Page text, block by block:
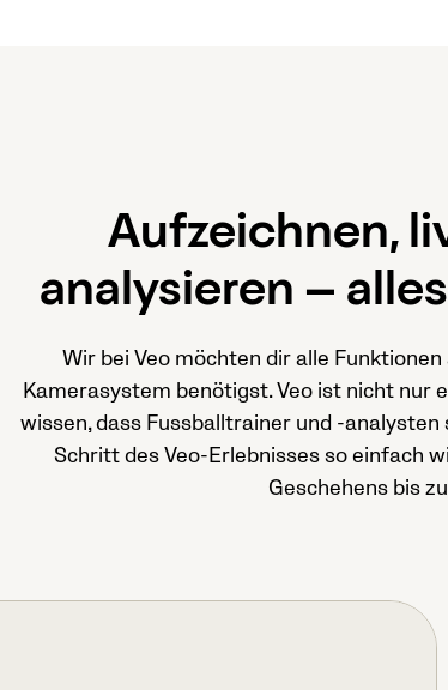
Aufzeichnen,
analysieren –
Wir bei Veo möchten dir alle
Kamerasystem benötigst. Veo ist nicht nur
wissen, dass Fussballtrainer und -
Schritt des Veo-Erlebnisses so einfach
Geschehens bis